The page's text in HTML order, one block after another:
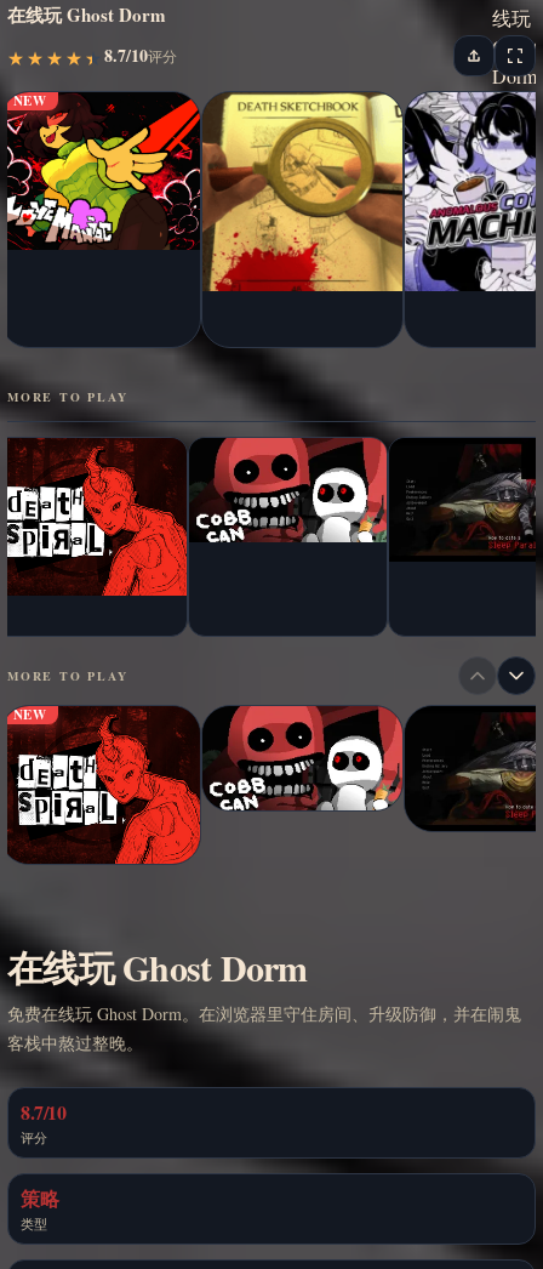
在线玩 Ghost Dorm
★
★ ★
★ ★
★ ★
★ ★
★ 8.7/10评分
NEW
MORE TO PLAY
MORE TO PLAY
NEW
在线玩 Ghost Dorm
免费在线玩 Ghost Dorm。在浏览器里守住房间、升级防御，并在闹鬼
客栈中熬过整晚。
8.7/10
评分
策略
类型